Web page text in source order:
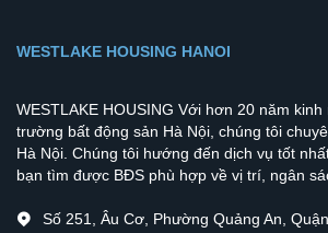
WESTLAKE HOUSING HANOI
WESTLAKE HOUSING Với hơn 20 năm
trường bất động sản Hà Nội, chúng tôi
Hà Nội. Chúng tôi hướng đến dịch vụ tốt
bạn tìm được BĐS phù hợp về vị trí, ngân
Số 251, Âu Cơ, Phường Quảng An,